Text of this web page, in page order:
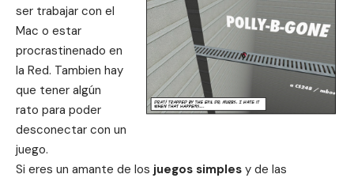
ser trabajar con el
Mac o estar
procrastinenado en
la Red. Tambien hay
que tener algún
rato para poder
desconectar con un
juego.
Si eres un amante de los juegos simples y de las